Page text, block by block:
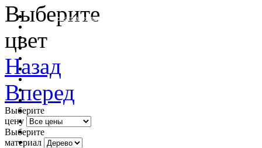
очистить фильтр цвета
Выберите
цвет
Назад
Вперед
Выберите
цену
Выберите
материал